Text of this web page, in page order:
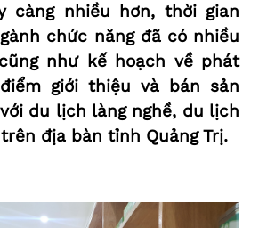
càng nhiều hơn, thời gian
chức năng đã có nhiều
như kế hoạch về phát
giới thiệu và bán sản
du lịch làng nghề, du lịch
địa bàn tỉnh Quảng Trị.